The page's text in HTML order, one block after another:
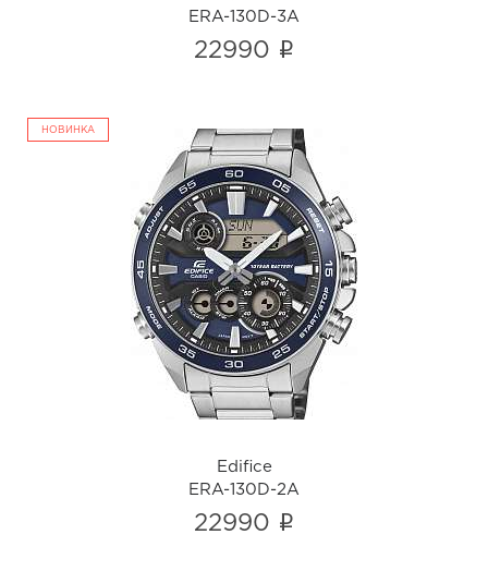
ERA-130D-3A
22990 i
НОВИНКА
Edifice
ERA-130D-2A
i
Edifice
ERA-130D-2A
22990 i